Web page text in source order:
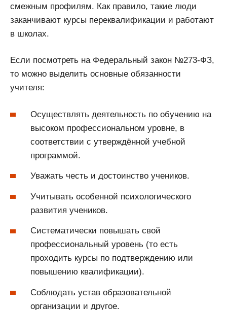
смежным профилям. Как правило, такие люди
заканчивают курсы переквалификации и работают
в школах.
Если посмотреть на Федеральный закон №273-ФЗ,
то можно выделить основные обязанности
учителя:
Осуществлять деятельность по обучению на
высоком профессиональном уровне, в
соответствии с утверждённой учебной
программой.
Уважать честь и достоинство учеников.
Учитывать особенной психологического
развития учеников.
Систематически повышать свой
профессиональный уровень (то есть
проходить курсы по подтверждению или
повышению квалификации).
Соблюдать устав образовательной
организации и другое.